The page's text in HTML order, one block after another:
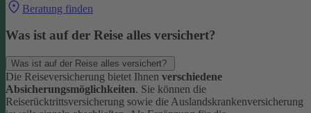
Beratung finden
Was ist auf der Reise alles versichert?
Was ist auf der Reise alles versichert?
Die Reiseversicherung bietet Ihnen verschiedene
Absicherungsmöglichkeiten. Sie können die
Reiserücktrittsversicherung sowie die Auslandskrankenversicherung